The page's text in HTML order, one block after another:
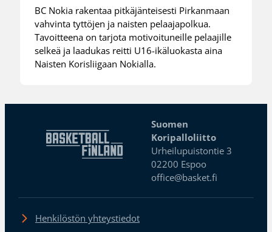
BC Nokia rakentaa pitkäjänteisesti Pirkanmaan
vahvinta tyttöjen ja naisten pelaajapolkua.
Tavoitteena on tarjota motivoituneille pelaajille
selkeä ja laadukas reitti U16-ikäluokasta aina
Naisten Korisliigaan Nokialla.
Suomen
Koripalloliitto
Urheilupuistontie 3
02200 Espoo
office@basket.fi
Henkilöstön yhteystiedot